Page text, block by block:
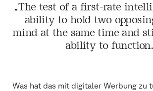
„The test of a first-rate
ability to hold two
mind at the same time and
ability to
Was hat das mit digitaler Werbung zu